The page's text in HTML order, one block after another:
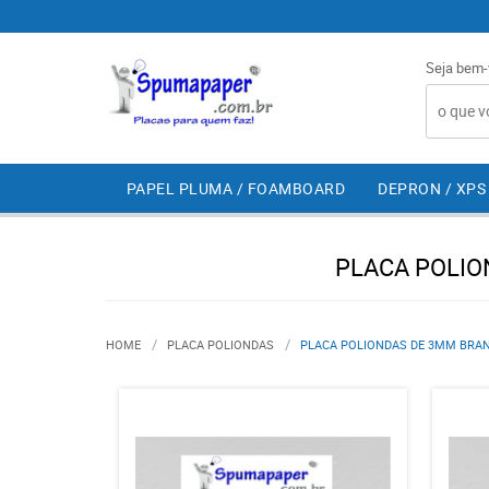
Seja
PAPEL PLUMA / FOAMBOARD DEPRON / XPS
PLACA
HOME PLACA POLIONDAS PLACA POLIONDAS DE 3MM